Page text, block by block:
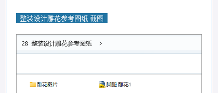
整装设计雕花参考图纸 截图